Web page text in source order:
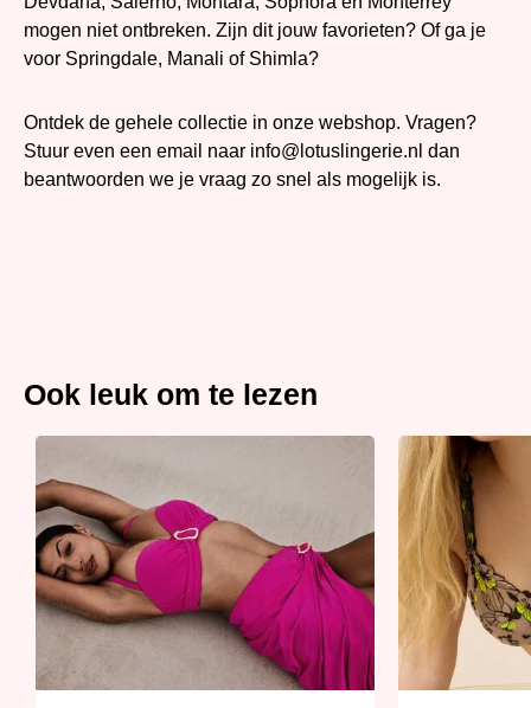
mogen niet ontbreken. Zijn dit jouw favorieten? Of ga je
voor Springdale, Manali of Shimla?
Ontdek de gehele collectie in onze webshop. Vragen?
Stuur even een email naar info@lotuslingerie.nl dan
beantwoorden we je vraag zo snel als mogelijk is.
Ook leuk om te lezen